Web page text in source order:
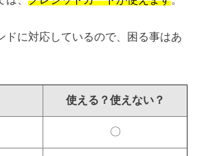
ドに対応しているので、困る事はあ
使える？使えない？
〇